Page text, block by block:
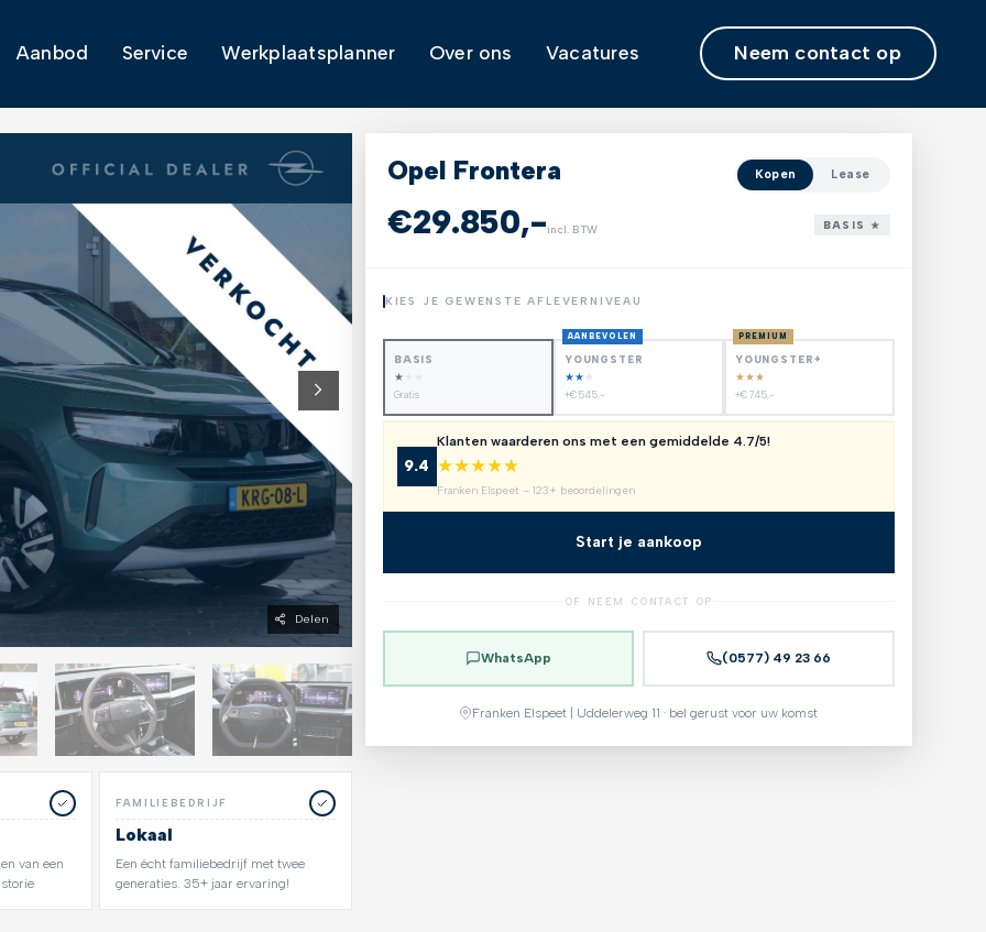
Aanbod Service Werkplaatsplanner Over ons Vacatures Neem contact op
Delen
Opel Frontera Kopen Lease
€29.850,-incl. BTW BASIS ★
KIES JE GEWENSTE AFLEVERNIVEAU
BASIS
★
Gratis
AANBEVOLEN
YOUNGSTER
★★ ★
+€545,-
PREMIUM
YOUNGSTER+
★★★
+€745,-
9.4
Klanten waarderen ons met een gemiddelde 4.7/5!
★★★★★
Franken Elspeet – 123+ beoordelingen
Start je aankoop
OF NEEM CONTACT OP
WhatsApp (0577) 49 23 66
Franken Elspeet | Uddelerweg 11 · bel gerust voor uw komst
van een
FAMILIEBEDRIJF
Lokaal
Een écht familiebedrijf met twee
generaties. 35+ jaar ervaring!